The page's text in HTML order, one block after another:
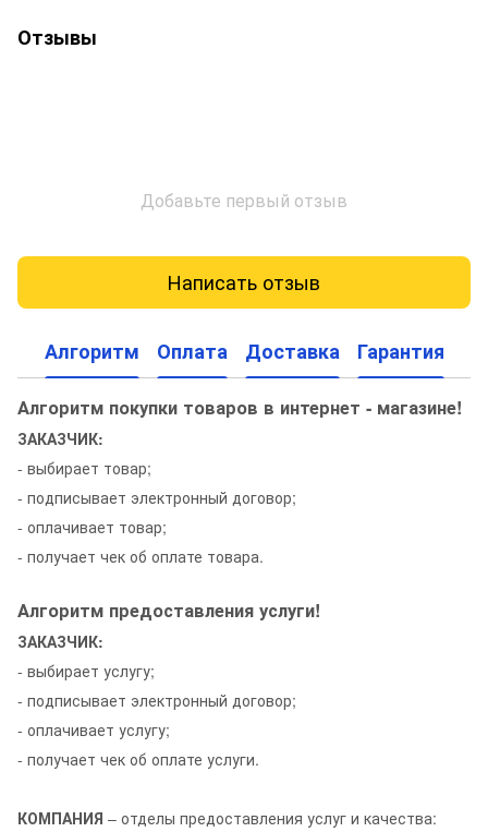
Отзывы
Добавьте первый отзыв
Написать отзыв
Алгоритм Оплата Доставка Гарантия
Алгоритм покупки товаров в интернет - магазине!
ЗАКАЗЧИК:
- выбирает товар;
- подписывает электронный договор;
- оплачивает товар;
- получает чек об оплате товара.
Алгоритм предоставления услуги!
ЗАКАЗЧИК:
- выбирает услугу;
- подписывает электронный договор;
- оплачивает услугу;
- получает чек об оплате услуги.
КОМПАНИЯ – отделы предоставления услуг и качества: